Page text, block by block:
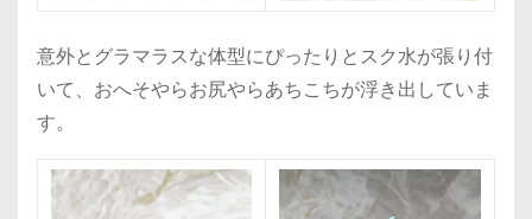
意外とグラマラスな体型にぴったりとスク水が張り付
いて、おへそやらお尻やらあちこちが浮き出していま
す。